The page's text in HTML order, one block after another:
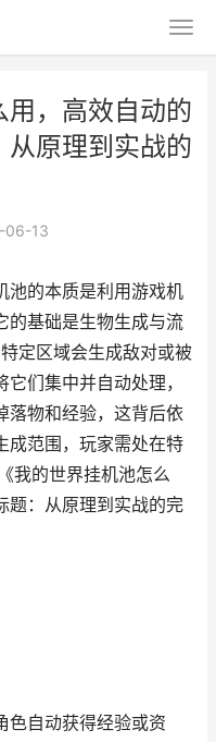
用，高效自动的
原理到实战的
06-13
池的本质是利用游戏机
的基础是生物生成与流
定区域会生成敌对或被
们集中并自动处理，
落物和经验，这背后依
成范围，玩家需处在特
我的世界挂机池怎么
题：从原理到实战的完
色自动获得经验或资